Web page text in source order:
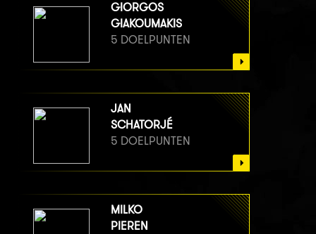
GIORGOS
GIAKOUMAKIS
5 DOELPUNTEN
JAN
SCHATORJÉ
5 DOELPUNTEN
MILKO
PIEREN